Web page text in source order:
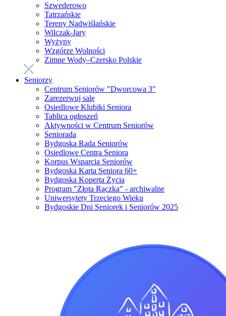
Szwederowo
Tatrzańskie
Tereny Nadwiślańskie
Wilczak-Jary
Wyżyny
Wzgórze Wolności
Zimne Wody–Czersko Polskie
Seniorzy
Centrum Seniorów "Dworcowa 3"
Zarezerwuj salę
Osiedlowe Klubiki Seniora
Tablica ogłoszeń
Aktywności w Centrum Seniorów
Seniorada
Bydgoska Rada Seniorów
Osiedlowe Centra Seniora
Korpus Wsparcia Seniorów
Bydgoska Karta Seniora 60+
Bydgoska Koperta Życia
Program "Złota Rączka" - archiwalne
Uniwersytety Trzeciego Wieku
Bydgoskie Dni Seniorek i Seniorów 2025